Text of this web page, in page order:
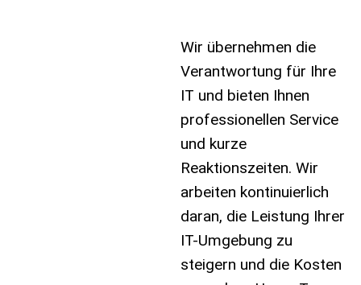
Wir übernehmen die
Verantwortung für Ihre
IT und bieten Ihnen
professionellen Service
und kurze
Reaktionszeiten. Wir
arbeiten kontinuierlich
daran, die Leistung Ihrer
IT-Umgebung zu
steigern und die Kosten